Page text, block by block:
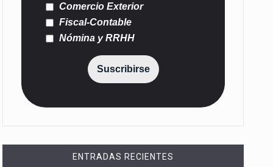
Comercio Exterior
Fiscal-Contable
Nómina y RRHH
Suscribirse
ENTRADAS RECIENTES